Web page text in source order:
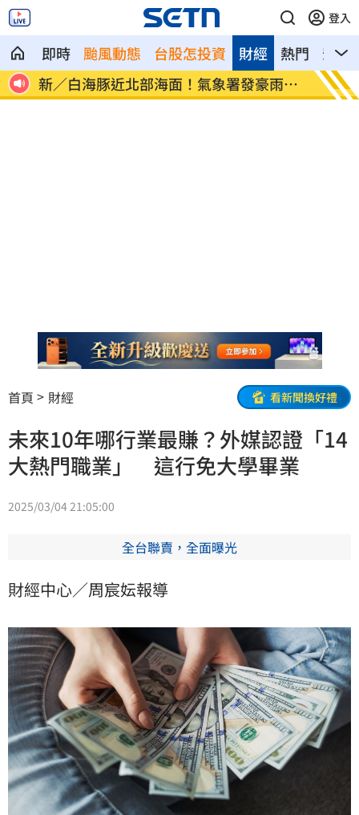
登入
即時 颱風動態 台股怎投資 熱門 影音
財經
台
新／白海豚近北部海面！氣象署發豪雨特
報
南電
首頁 財經 看新聞換好禮
未來10年哪行業最賺？外媒認證「14
大熱門職業」 這行免大學畢業
2025/03/04 21:05:00
全台聯賣，全面曝光
財經中心／周宸妘報導